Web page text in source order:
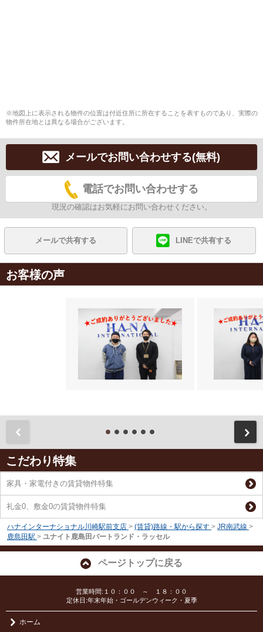
※地図上に表示される物件の位置は付近住所に所在することを表すものであり、実際の
物件所在地とは異なる場合がございます。
メールでお問い合わせする(無料)
電話でお問い合わせする
現況の確認はお気軽にお問い合わせください。
メールで共有する LINEで共有する
お客様の声
こだわり特集
家具・家電付きの賃貸物件特集
礼金0、敷金0の賃貸物件特集
ハナインターナショナル川崎駅前支店 > (賃貸)路線・駅から探す > JR南武線 >
鹿島田駅 > ユナイト鹿島田バートランド・ラッセル
ページトップに戻る
営業時間:１０：００ ～ １８：００
定休日:年末年始・ゴールデンウィーク・夏季
ホーム